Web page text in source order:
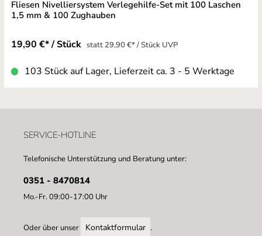
Fliesen Nivelliersystem Verlegehilfe-Set mit 100 Laschen
1,5 mm & 100 Zughauben
19,90 €* / Stück statt 29,90 €* / Stück UVP
103 Stück auf Lager, Lieferzeit ca. 3 - 5 Werktage
SERVICE-HOTLINE
Telefonische Unterstützung und Beratung unter:
0351 - 8470814
Mo.-Fr. 09:00-17:00 Uhr
Oder über unser Kontaktformular .